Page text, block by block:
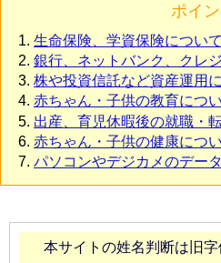
ポイン
生命保険、学資保険について
銀行、ネットバンク、クレ
株や投資信託など資産運用
赤ちゃん・子供の教育につ
出産、育児休暇後の就職・
赤ちゃん・子供の健康につ
パソコンやデジカメのデー
本サイトの姓名判断は旧